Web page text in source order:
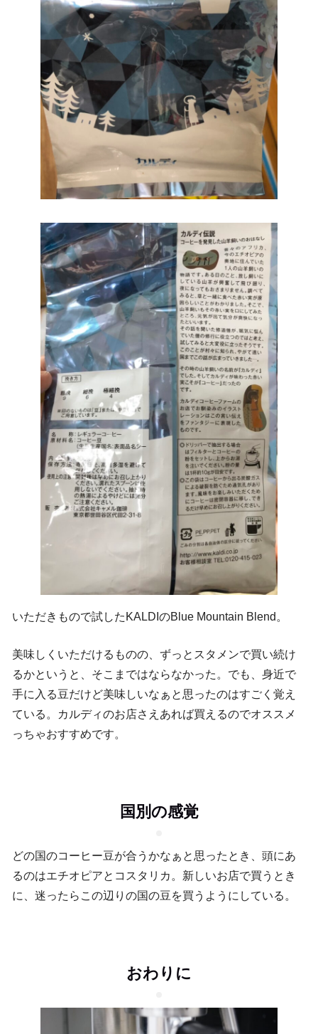
いただきもので試したKALDIのBlue Mountain Blend。
美味しくいただけるものの、ずっとスタメンで買い続け
るかというと、そこまではならなかった。でも、身近で
手に入る豆だけど美味しいなぁと思ったのはすごく覚え
ている。カルディのお店さえあれば買えるのでオススメ
っちゃおすすめです。
国別の感覚
どの国のコーヒー豆が合うかなぁと思ったとき、頭にあ
るのはエチオピアとコスタリカ。新しいお店で買うとき
に、迷ったらこの辺りの国の豆を買うようにしている。
おわりに